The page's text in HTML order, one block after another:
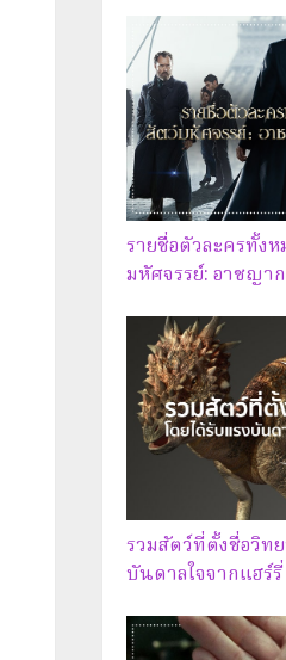
รายชื่อตัวละครทั้ง
มหัศจรรย์: อาชญา
รวมสัตว์ที่ตั้งชื่อวิท
บันดาลใจจากแฮร์